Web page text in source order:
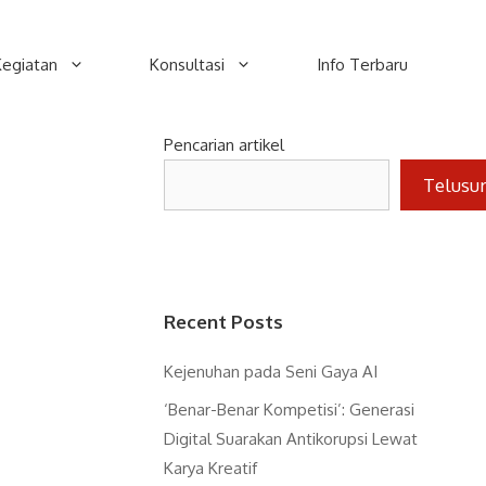
Konsultasi Info Terbaru
Pencarian artikel
Telusur
Recent Posts
Kejenuhan pada Seni Gaya AI
‘Benar-Benar Kompetisi’: Generasi
Digital Suarakan Antikorupsi Lewat
Karya Kreatif